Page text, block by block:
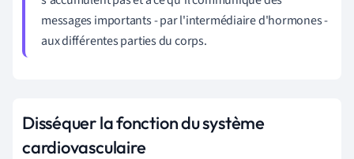
messages importants - par l'intermédiaire d'hormones -
aux différentes parties du corps.
Disséquer la fonction du système
cardiovasculaire